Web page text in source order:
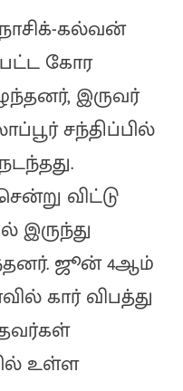
கல்வன்
கோர
இருவர்
சந்திப்பில்
விட்டு
இருந்து
ஜூன் 4ஆம்
கார் விபத்து
உள்ள